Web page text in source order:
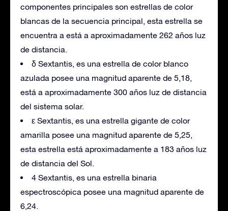
componentes principales son estrellas de color
blancas de la secuencia principal, esta estrella se
encuentra a está a aproximadamente 262 años luz
de distancia.
δ Sextantis, es una estrella de color blanco
azulada posee una magnitud aparente de 5,18,
está a aproximadamente 300 años luz de distancia
del sistema solar.
ε Sextantis, es una estrella gigante de color
amarilla posee una magnitud aparente de 5,25,
esta estrella está aproximadamente a 183 años luz
de distancia del Sol.
4 Sextantis, es una estrella binaria
espectroscópica posee una magnitud aparente de
6,24.